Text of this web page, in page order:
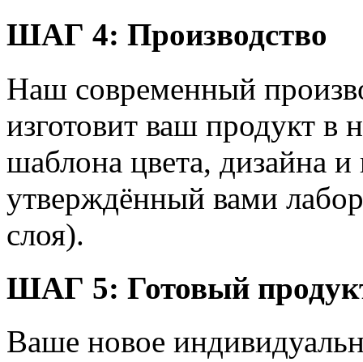
ШАГ 4: Производство
Наш современный
изготовит ваш продукт в
шаблона цвета, дизайна
утверждённый вами
слоя).
ШАГ 5: Готовый
Ваше новое